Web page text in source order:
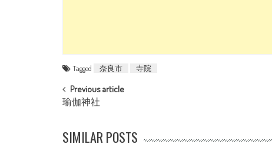
Tagged 奈良市 寺院
POST NAVIGATION
Previous article
瑜伽神社
SIMILAR POSTS